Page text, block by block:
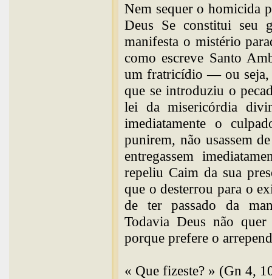
Nem sequer o homicida
Deus Se constitui seu
manifesta o mistério
como escreve Santo
um fratricídio — ou seja,
que se introduziu o
lei da misericórdia
imediatamente o
punirem, não usassem
entregassem
repeliu Caim da sua
que o desterrou para o
de ter passado da
Todavia Deus não
porque prefere o
« Que fizeste? » (Gn 4,